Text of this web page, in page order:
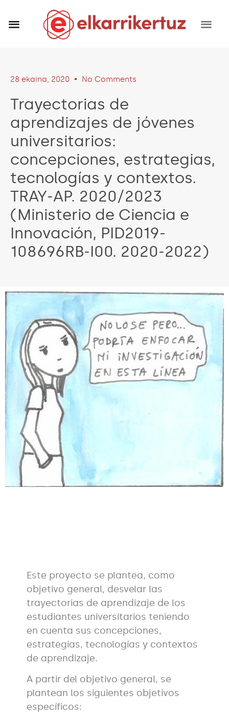
28 ekaina, 2020 No Comments
Trayectorias de
aprendizajes de jóvenes
universitarios:
concepciones, estrategias,
tecnologías y contextos.
TRAY-AP. 2020/2023
(Ministerio de Ciencia e
Innovación, PID2019-
108696RB-I00. 2020-2022)
Este proyecto se plantea, como
objetivo general, desvelar las
trayectorias de aprendizaje de los
estudiantes universitarios teniendo
en cuenta sus concepciones,
estrategias, tecnologías y contextos
de aprendizaje.
A partir del objetivo general, se
plantean los siguientes objetivos
específicos: